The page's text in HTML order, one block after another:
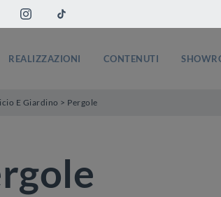
REALIZZAZIONI CONTENUTI
E Giardino > Pergole